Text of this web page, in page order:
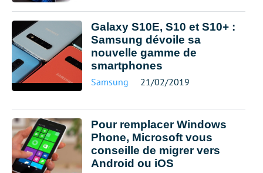
Galaxy S10E, S10 et S10+ :
Samsung dévoile sa
nouvelle gamme de
smartphones
Samsung 21/02/2019
Pour remplacer Windows
Phone, Microsoft vous
conseille de migrer vers
Android ou iOS